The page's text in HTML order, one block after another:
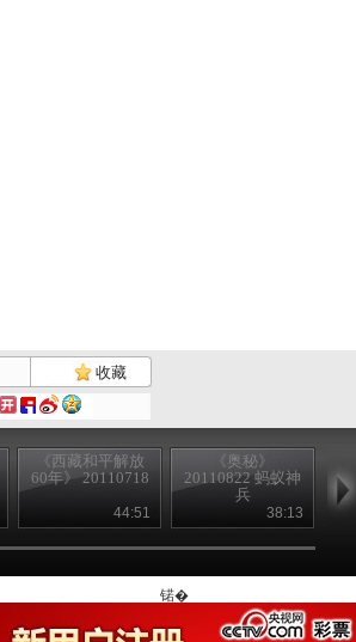
收藏
《西藏和平解放
60年》 20110718
44:51
《奥秘》
20110822 蚂蚁神
兵
38:13
锘�